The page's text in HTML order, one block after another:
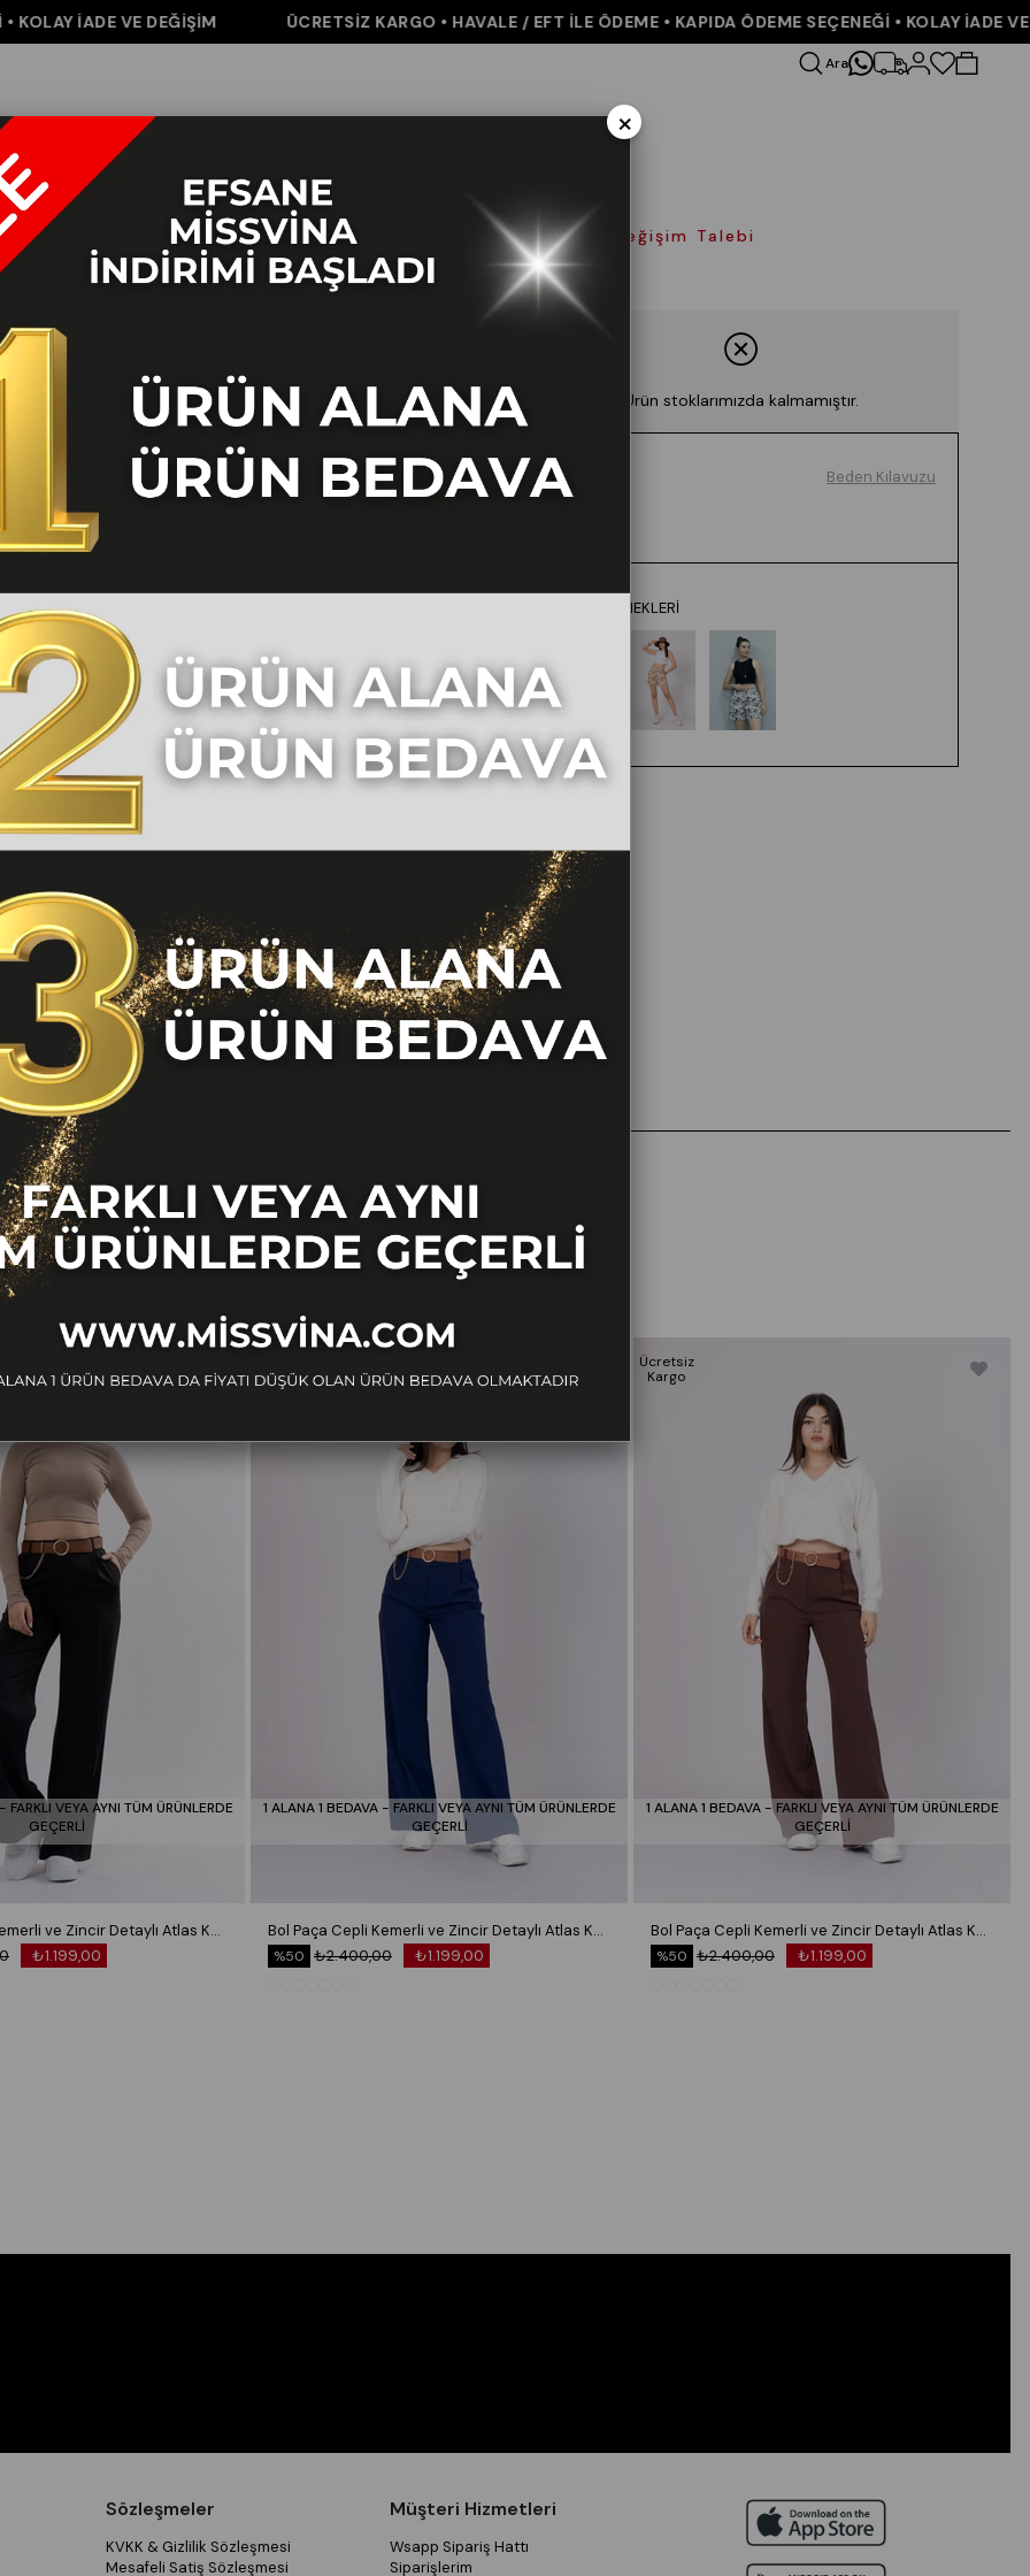
İADE VE DEĞİŞİM ÜCRETSİZ KARGO • HAVALE / EFT İLE ÖDEME • KAPIDA ÖDEME SEÇENEĞİ • KOLAY İADE VE
Ara
Pantolon Elbise&Tulum Takım Aksesuar Kolay İade Değişim Talebi
Ürün stoklarımızda kalmamıştır.
Renk Beden Kılavuzu
RENK SEÇENEKLERI
BENZER ÜRÜNLER
FARKLI VEYA AYNI TÜM ÜRÜNLERDE
GEÇERLİ
Bol Paça Cepli Kemerli ve Zincir Detaylı Atlas Kumaş Pantolon 30024
₺1.199,00
1 ALANA 1 BEDAVA - FARKLI VEYA AYNI TÜM ÜRÜNLERDE
GEÇERLİ
Bol Paça Cepli Kemerli ve Zincir Detaylı Atlas Kumaş Pantolon 30024
₺1.199,00
₺2.400,00
%50
Kargo
1 ALANA 1 BEDAVA - FARKLI VEYA AYNI TÜM ÜRÜNLERDE
GEÇERLİ
Bol Paça Cepli Kemerli ve Zincir Detaylı Atlas Kumaş Pantolon 30024
₺1.199,00
₺2.400,00
%50
Ücretsiz
Kargo
Sözleşmeler
KVKK & Gizlilik Sözleşmesi
Mesafeli Satiş Sözleşmesi
Müşteri Hizmetleri
Wsapp Sipariş Hattı
Siparişlerim
×